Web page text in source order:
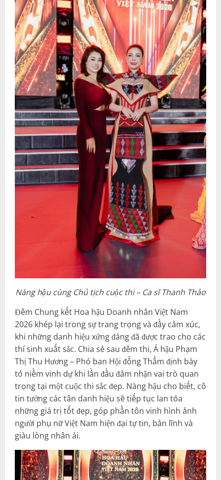
Nàng hậu cùng Chủ tịch cuộc thi – Ca sĩ Thanh Thảo
Đêm Chung kết Hoa hậu Doanh nhân Việt Nam
2026 khép lại trong sự trang trọng và đầy cảm xúc,
khi những danh hiệu xứng đáng đã được trao cho các
thí sinh xuất sắc. Chia sẻ sau đêm thi, Á hậu Phạm
Thị Thu Hương – Phó ban Hội đồng Thẩm định bày
tỏ niềm vinh dự khi lần đầu đảm nhận vai trò quan
trọng tại một cuộc thi sắc đẹp. Nàng hậu cho biết, cô
tin tưởng các tân danh hiệu sẽ tiếp tục lan tỏa
những giá trị tốt đẹp, góp phần tôn vinh hình ảnh
người phụ nữ Việt Nam hiện đại tự tin, bản lĩnh và
giàu lòng nhân ái.